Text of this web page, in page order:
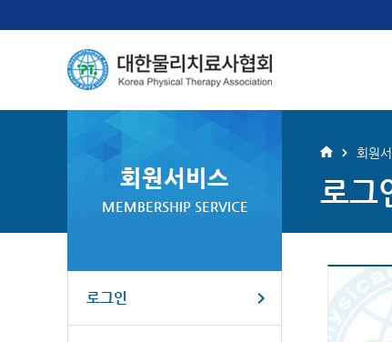
회원서비스
MEMBERSHIP SERVICE
로그인
회원
로그